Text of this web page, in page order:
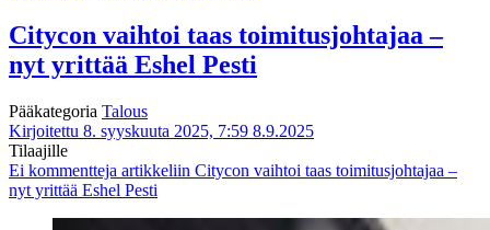
Citycon vaihtoi taas toimitusjohtajaa –
nyt yrittää Eshel Pesti
Pääkategoria Talous
Kirjoitettu 8. syyskuuta 2025, 7:59 8.9.2025
Tilaajille
Ei kommentteja artikkeliin Citycon vaihtoi taas toimitusjohtajaa –
nyt yrittää Eshel Pesti